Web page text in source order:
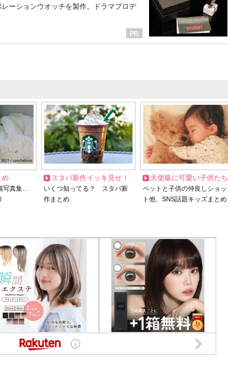
ーションウオッチを製作。ドラマプロデ
め
写真集…
スタバ新作イッキ見せ！
いくつ知ってる？ スタバ新
作まとめ
天使級に可愛い子供たち
ペットと子供の仲良しショッ
ト他、SNS話題キッズまとめ